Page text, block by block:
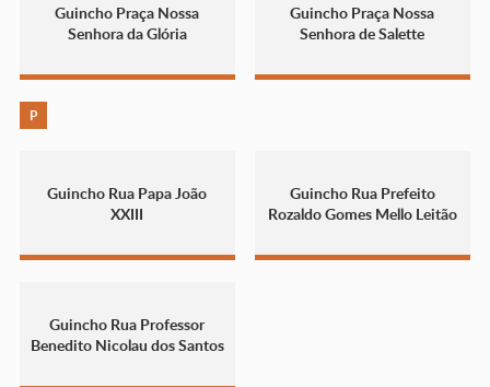
Guincho Praça Nossa
Senhora da Glória
Guincho Praça Nossa
Senhora de Salette
P
Guincho Rua Papa João
XXIII
Guincho Rua Prefeito
Rozaldo Gomes Mello Leitão
Guincho Rua Professor
Benedito Nicolau dos Santos